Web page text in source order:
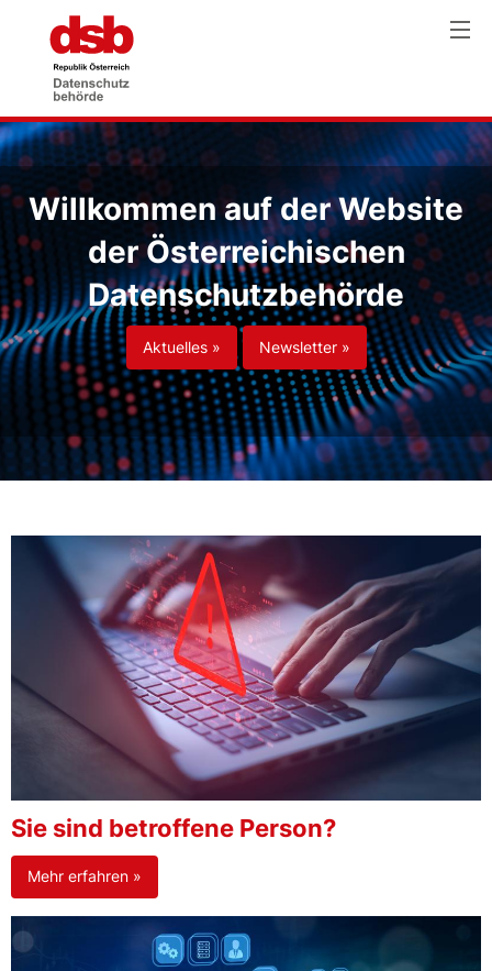
Willkommen auf der Website
der Österreichischen
Datenschutzbehörde
Aktuelles » Newsletter »
Sie sind betroffene Person?
Mehr erfahren »